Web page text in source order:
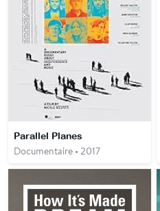
Parallel Planes
Documentaire • 2017